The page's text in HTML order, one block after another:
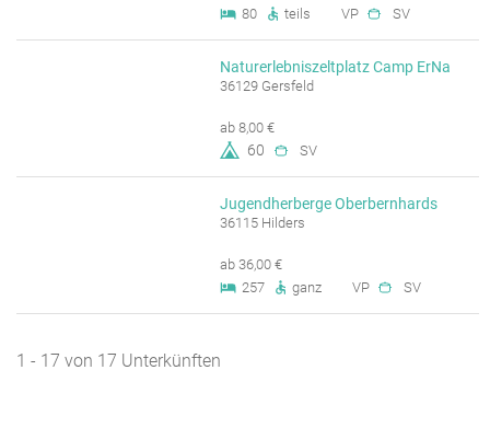
80
teils VP SV
Naturerlebniszeltplatz Camp ErNa
36129 Gersfeld
ab 8,00 €
60 SV
Jugendherberge Oberbernhards
36115 Hilders
ab 36,00 €
257
ganz VP SV
1 - 17 von 17 Unterkünften